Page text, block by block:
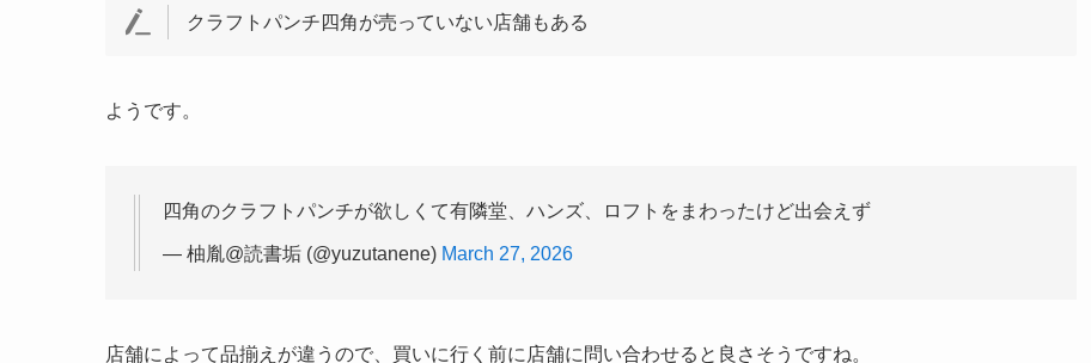
クラフトパンチ四角が売っていない店舗もある
ようです。
四角のクラフトパンチが欲しくて有隣堂、ハンズ、ロフトをまわったけど出会えず
— 柚胤@読書垢 (@yuzutanene) March 27, 2026
店舗によって品揃えが違うので、買いに行く前に店舗に問い合わせると良さそうですね。